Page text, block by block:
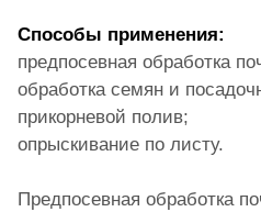
Способы применения:
предпосевная обработка
обработка семян и
прикорневой полив;
опрыскивание по листу.
Предпосевная обработка